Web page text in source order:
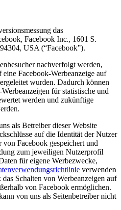
das
Facebook Inc., 1601 S.
USA (“Facebook”).
nachverfolgt werden,
Facebook-Werbeanzeige auf
wurden. Dadurch können
für statistische und
werden und zukünftige
als Betreiber dieser Website
auf die Identität der Nutzer
Facebook gespeichert und
zum jeweiligen Nutzerprofil
für eigene Werbezwecke,
verwenden
Schalten von Werbeanzeigen auf
von Facebook ermöglichen.
von uns als Seitenbetreiber nicht